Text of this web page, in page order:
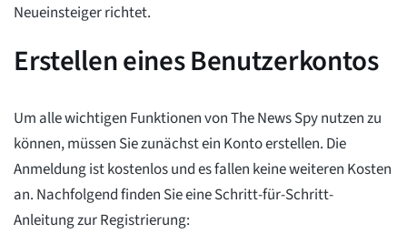
Neueinsteiger richtet.
Erstellen eines Benutzerkontos
Um alle wichtigen Funktionen von The News Spy nutzen zu
können, müssen Sie zunächst ein Konto erstellen. Die
Anmeldung ist kostenlos und es fallen keine weiteren Kosten
an. Nachfolgend finden Sie eine Schritt-für-Schritt-
Anleitung zur Registrierung: